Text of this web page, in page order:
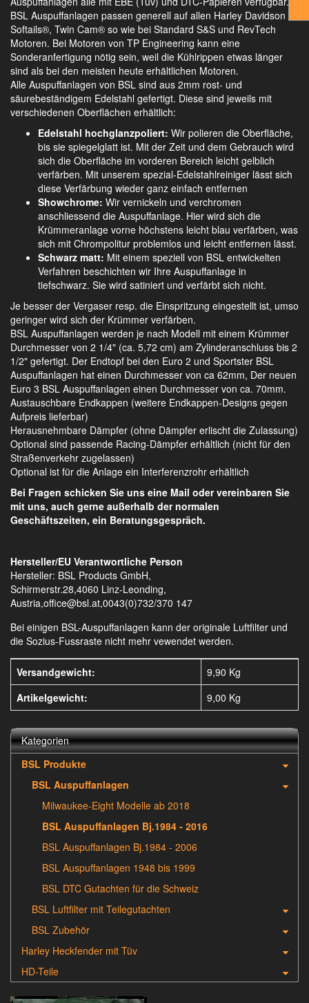
BSL Auspuffanlagen passen generell auf allen Harley Davidson
Softails®, Twin Cam® so wie bei Standard S&S und RevTech
Motoren. Bei Motoren von TP Engineering kann eine
Sonderanfertigung nötig sein, weil die Kühlrippen etwas länger
sind als bei den meisten heute erhältlichen Motoren.
Alle Auspuffanlagen von BSL sind aus 2mm rost- und
säurebeständigem Edelstahl gefertigt. Diese sind jeweils mit
verschiedenen Oberflächen erhältlich:
Edelstahl hochglanzpoliert: Wir polieren die Oberfläche,
bis sie spiegelglatt ist. Mit der Zeit und dem Gebrauch wird
sich die Oberfläche im vorderen Bereich leicht gelblich
verfärben. Mit unserem spezial-Edelstahlreiniger lässt sich
diese Verfärbung wieder ganz einfach entfernen
Showchrome: Wir vernickeln und verchromen
anschliessend die Auspuffanlage. Hier wird sich die
Krümmeranlage vorne höchstens leicht blau verfärben, was
sich mit Chrompolitur problemlos und leicht entfernen lässt.
Schwarz matt: Mit einem speziell von BSL entwickelten
Verfahren beschichten wir Ihre Auspuffanlage in
tiefschwarz. Sie wird satiniert und verfärbt sich nicht.
Je besser der Vergaser resp. die Einspritzung eingestellt ist, umso
geringer wird sich der Krümmer verfärben.
BSL Auspuffanlagen werden je nach Modell mit einem Krümmer
Durchmesser von 2 1/4" (ca. 5,72 cm) am Zylinderanschluss bis 2
1/2" gefertigt. Der Endtopf bei den Euro 2 und Sportster BSL
Auspuffanlagen hat einen Durchmesser von ca 62mm, Der neuen
Euro 3 BSL Auspuffanlagen einen Durchmesser von ca. 70mm.
Austauschbare Endkappen (weitere Endkappen-Designs gegen
Aufpreis lieferbar)
Herausnehmbare Dämpfer (ohne Dämpfer erlischt die Zulassung)
Optional sind passende Racing-Dämpfer erhältlich (nicht für den
Straßenverkehr zugelassen)
Optional ist für die Anlage ein Interferenzrohr erhältlich
Bei Fragen schicken Sie uns eine Mail oder vereinbaren Sie
mit uns, auch gerne außerhalb der normalen
Geschäftszeiten, ein Beratungsgespräch.
Hersteller/EU Verantwortliche Person
Hersteller: BSL Products GmbH,
Schirmerstr.28,4060 Linz-Leonding,
Austria,office@bsl.at,0043(0)732/370 147
Bei einigen BSL-Auspuffanlagen kann der originale Luftfilter und
die Sozius-Fussraste nicht mehr vewendet werden.
Versandgewicht:
9,90 Kg
Artikelgewicht:
9,00 Kg
Kategorien
BSL Produkte
BSL Auspuffanlagen
Milwaukee-Eight Modelle ab 2018
BSL Auspuffanlagen Bj.1984 - 2016
BSL Auspuffanlagen Bj.1984 - 2006
BSL Auspuffanlagen 1948 bis 1999
BSL DTC Gutachten für die Schweiz
BSL Luftfilter mit Teilegutachten
BSL Zubehör
Harley Heckfender mit Tüv
HD-Teile